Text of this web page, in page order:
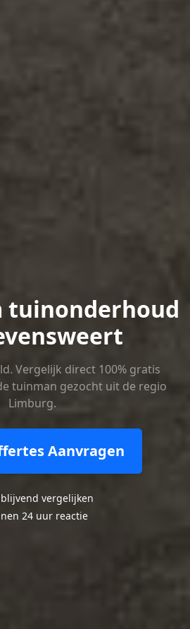
tuinonderhoud
Vergelijk direct 100% gratis
tuinman gezocht uit de regio
Limburg.
Aanvragen
vergelijken
24 uur reactie